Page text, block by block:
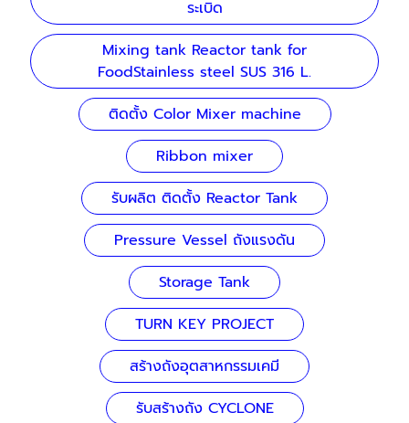
ระเบิด
Mixing tank Reactor tank for
FoodStainless steel SUS 316 L.
ติดตั้ง Color Mixer machine
Ribbon mixer
รับผลิต ติดตั้ง Reactor Tank
Pressure Vessel ถังแรงดัน
Storage Tank
TURN KEY PROJECT
สร้างถังอุตสาหกรรมเคมี
รับสร้างถัง CYCLONE